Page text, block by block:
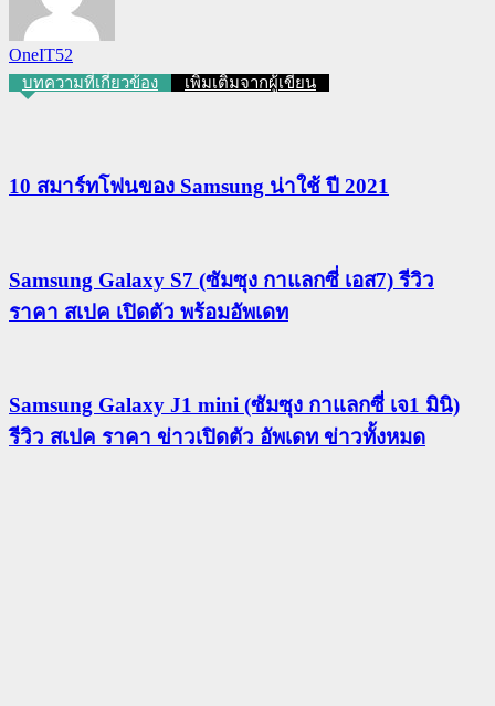
OneIT52
บทความที่เกี่ยวข้อง เพิ่มเติมจากผู้เขียน
10 สมาร์ทโฟนของ Samsung น่าใช้ ปี 2021
Samsung Galaxy S7 (ซัมซุง กาแลกซี่ เอส7) รีวิว
ราคา สเปค เปิดตัว พร้อมอัพเดท
Samsung Galaxy J1 mini (ซัมซุง กาแลกซี่ เจ1 มินิ)
รีวิว สเปค ราคา ข่าวเปิดตัว อัพเดท ข่าวทั้งหมด